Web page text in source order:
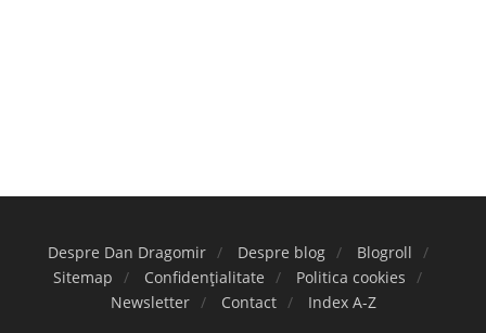
Despre Dan Dragomir Despre blog
Blogroll
Sitemap
Confidențialitate
Politica cookies
Newsletter
Contact Index A-Z